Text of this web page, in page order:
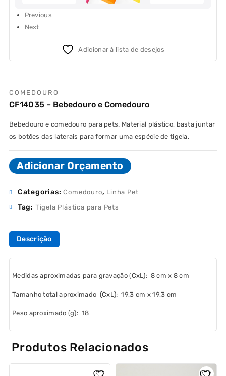
Previous
Next
Adicionar à lista de desejos
COMEDOURO
CF14035 – Bebedouro e Comedouro
Bebedouro e comedouro para pets. Material plástico, basta juntar
os botões das laterais para formar uma espécie de tigela.
Adicionar Orçamento
Categorias:Comedouro, Linha Pet
Tag: Tigela Plástica para Pets
Descrição
Medidas aproximadas para gravação(CxL): 8 cm x 8 cm
Tamanho total aproximado (CxL): 19,3 cm x 19,3 cm
Peso aproximado (g): 18
Produtos Relacionados